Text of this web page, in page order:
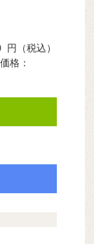
円（税込）
格：